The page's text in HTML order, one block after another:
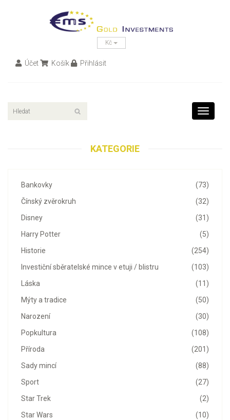
Kč
Účet Košík Přihlásit
Toggle
KATEGORIE
(73)
Bankovky
(32)
Čínský zvěrokruh
(31)
Disney
(5)
Harry Potter
(254)
Historie
(103)
Investiční sběratelské mince v etuji / blistru
(11)
Láska
(50)
Mýty a tradice
(30)
Narození
(108)
Popkultura
(201)
Příroda
(88)
Sady mincí
(27)
Sport
(2)
Star Trek
(10)
Star Wars